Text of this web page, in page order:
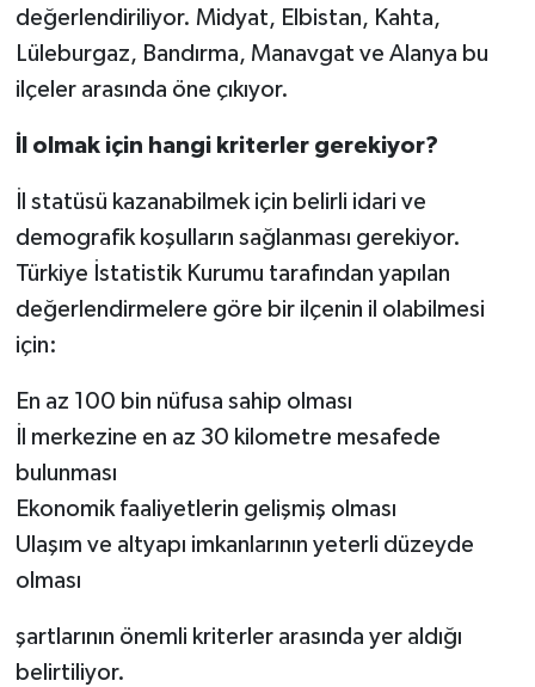
değerlendiriliyor. Midyat, Elbistan, Kahta,
Lüleburgaz, Bandırma, Manavgat ve Alanya bu
ilçeler arasında öne çıkıyor.
İl olmak için hangi kriterler gerekiyor?
İl statüsü kazanabilmek için belirli idari ve
demografik koşulların sağlanması gerekiyor.
Türkiye İstatistik Kurumu tarafından yapılan
değerlendirmelere göre bir ilçenin il olabilmesi
için:
En az 100 bin nüfusa sahip olması
İl merkezine en az 30 kilometre mesafede
bulunması
Ekonomik faaliyetlerin gelişmiş olması
Ulaşım ve altyapı imkanlarının yeterli düzeyde
olması
şartlarının önemli kriterler arasında yer aldığı
belirtiliyor.